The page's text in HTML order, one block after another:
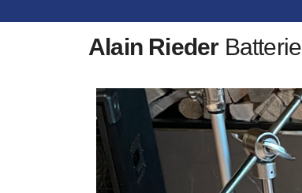
Alain RiederBatterie